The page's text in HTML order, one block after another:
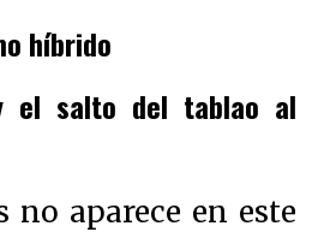
híbrido
el salto del tablao al
no aparece en este